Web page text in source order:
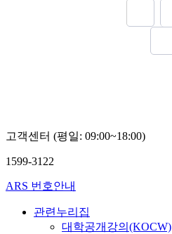
고객센터 (평일: 09:00~18:00)
1599-3122
ARS 번호안내
관련누리집
대학공개강의(KOCW)